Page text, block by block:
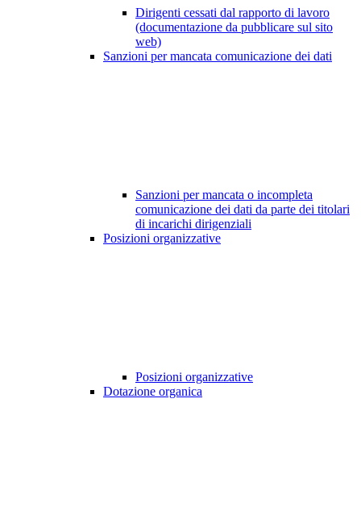
Dirigenti cessati dal rapporto di lavoro
(documentazione da pubblicare sul sito
web)
Sanzioni per mancata comunicazione dei dati
Sanzioni per mancata o incompleta
comunicazione dei dati da parte dei titolari
di incarichi dirigenziali
Posizioni organizzative
Posizioni organizzative
Dotazione organica